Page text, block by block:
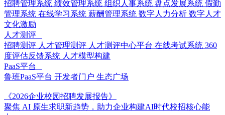
招聘管理系统 绩效管理系统 组织人事系统 盘点发展系统 假勤
管理系统 在线学习系统 薪酬管理系统 数字人力分析 数字人才
文化激励
人才测评
招聘测评 人才管理测评 人才测评中心平台 在线考试系统 360
度评估反馈系统 人才模型构建
PaaS平台
鲁班PaaS平台 开发者门户 生态广场
《2026企业校园招聘发展报告》
聚焦 AI 原生求职新趋势，助力企业构建AI时代校招核心能